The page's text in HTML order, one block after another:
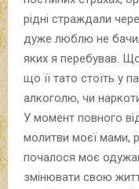
рідні страждали
дуже люблю не
яких я перебував.
що її тато стоїть у
алкоголю, чи
У момент повного
молитви моєї мами,
почалося моє
змінювати свою